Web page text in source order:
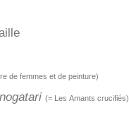
de femmes et de peinture)
(= Les Amants crucifiés)